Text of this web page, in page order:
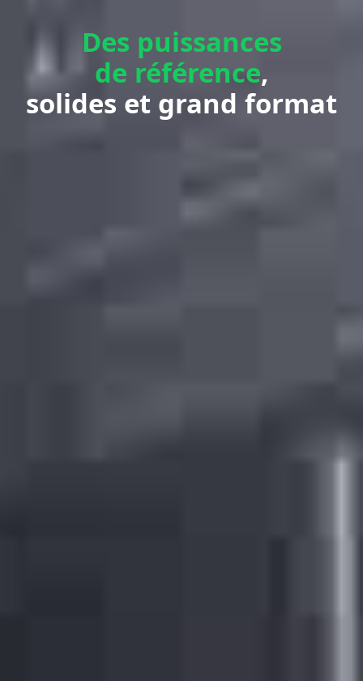
Des puissances
de référence,
solides et grand format